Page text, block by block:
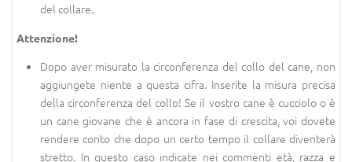
del collare.
Attenzione!
Dopo aver misurato la circonferenza del collo del cane, non
aggiungete niente a questa cifra. Inserite la misura precisa
della circonferenza del collo! Se il vostro cane è cucciolo o è
un cane giovane che è ancora in fase di crescita, voi dovete
rendere conto che dopo un certo tempo il collare diventerà
stretto. In questo caso indicate nei commenti età, razza e